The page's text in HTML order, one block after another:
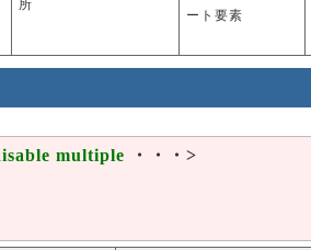
所
ート要素
multiple ・・・>